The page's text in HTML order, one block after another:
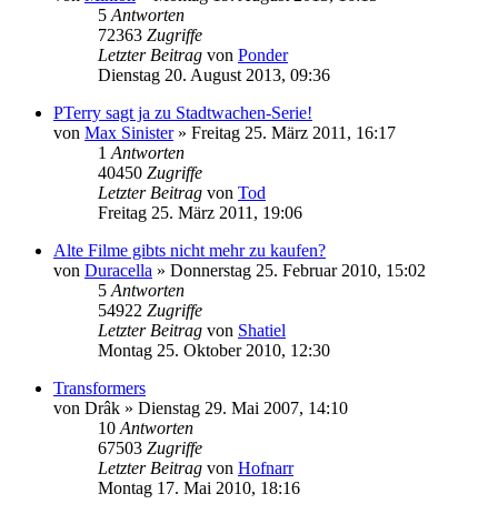
5 Antworten
72363 Zugriffe
Letzter Beitrag von Ponder
Dienstag 20. August 2013, 09:36
PTerry sagt ja zu Stadtwachen-Serie!
von Max Sinister» Freitag 25. März 2011, 16:17
1 Antworten
40450 Zugriffe
Letzter Beitrag von Tod
Freitag 25. März 2011, 19:06
Alte Filme gibts nicht mehr zu kaufen?
von Duracella » Donnerstag 25. Februar 2010, 15:02
5 Antworten
54922 Zugriffe
Letzter Beitrag von Shatiel
Montag 25. Oktober 2010, 12:30
Transformers
von Drâk » Dienstag 29. Mai 2007, 14:10
10 Antworten
67503 Zugriffe
Letzter Beitrag von Hofnarr
Montag 17. Mai 2010, 18:16